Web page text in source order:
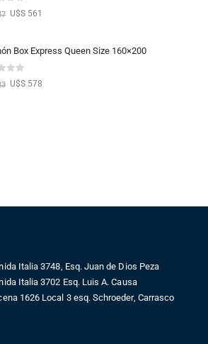
of 5U$S 561
Box Express Queen Size 160×200
of 5U$S 578
Italia 3748, Esq. Juan de Dios Peza
Italia 3702 Esq. Luis A. Causa
1626 Local 3 esq. Schroeder, Carrasco